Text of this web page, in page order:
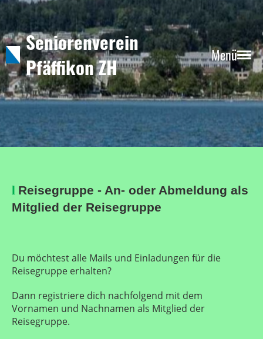
Menü
Seniorenverein
Pfäffikon ZH
l Reisegruppe - An- oder Abmeldung als
Mitglied der Reisegruppe
Du möchtest alle Mails und Einladungen für die
Reisegruppe erhalten?
Dann registriere dich nachfolgend mit dem
Vornamen und Nachnamen als Mitglied der
Reisegruppe.